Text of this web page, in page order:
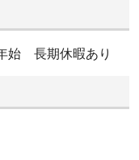
長期休暇あり